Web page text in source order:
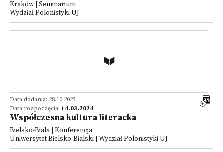
Kraków | Seminarium
Wydział Polonistyki UJ
Data dodania: 28.10.2023
Data rozpoczęcia: 14.03.2024
Współczesna kultura literacka
Bielsko-Biala | Konferencja
Uniwersytet Bielsko-Bialski | Wydział Polonistyki UJ